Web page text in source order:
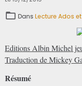
Dans Lecture Ados
Editions Albin Michel
Traduction de Mickey
Résumé